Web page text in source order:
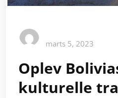
marts 5, 2023
Oplev
kulturelle